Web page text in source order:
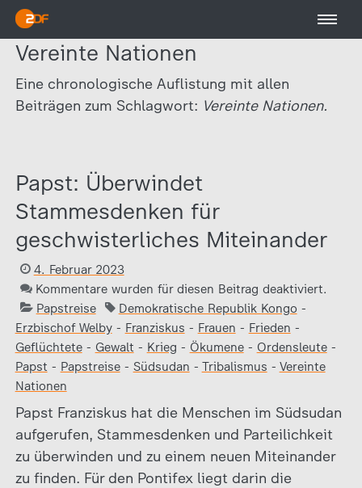
Vereinte Nationen
Eine chronologische Auflistung mit allen
Beiträgen zum Schlagwort: Vereinte Nationen.
Papst: Überwindet
Stammesdenken für
geschwisterliches Miteinander
4. Februar 2023
Kommentare wurden für diesen Beitrag deaktiviert.
Papstreise
Demokratische Republik Kongo -
Erzbischof Welby- Franziskus - Frauen - Frieden -
Geflüchtete- Gewalt - Krieg - Ökumene- Ordensleute-
Papst - Papstreise- Südsudan - Tribalismus - Vereinte
Nationen
Papst Franziskus hat die Menschen im Südsudan
aufgerufen, Stammesdenken und Parteilichkeit
zu überwinden und zu einem neuen Miteinander
zu finden. Für den Pontifex liegt darin die